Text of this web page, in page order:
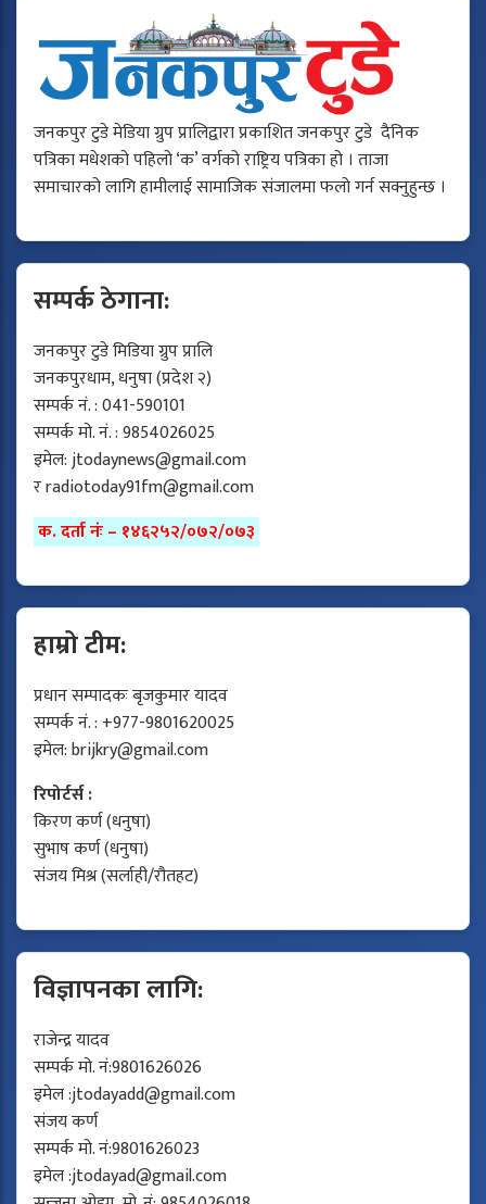
जनकपुर टुडे मेडिया ग्रुप प्रालिद्वारा प्रकाशित जनकपुर टुडे दैनिक
पत्रिका मधेशको पहिलो ‘क’ वर्गको राष्ट्रिय पत्रिका हो । ताजा
समाचारको लागि हामीलाई सामाजिक संजालमा फलो गर्न सक्नुहुन्छ ।
सम्पर्क ठेगाना:
जनकपुर टुडे मिडिया ग्रुप प्रालि
जनकपुरधाम, धनुषा (प्रदेश २)
सम्पर्क नं. : 041-590101
सम्पर्क मो. नं. : 9854026025
इमेल:jtodaynews@gmail.com
रradiotoday91fm@gmail.com
क. दर्ता नंः – १४६२५२/०७२/०७३
हाम्रो टीम:
प्रधान सम्पादकः बृजकुमार यादव
सम्पर्क नं. : +977-9801620025
इमेल:brijkry@gmail.com
रिपोर्टर्स :
किरण कर्ण (धनुषा)
सुभाष कर्ण (धनुषा)
संजय मिश्र (सर्लाही/रौतहट)
विज्ञापनका लागि:
राजेन्द्र यादव
सम्पर्क मो. नं:9801626026
इमेल :jtodayadd@gmail.com
संजय कर्ण
सम्पर्क मो. नं:9801626023
इमेल :jtodayad@gmail.com